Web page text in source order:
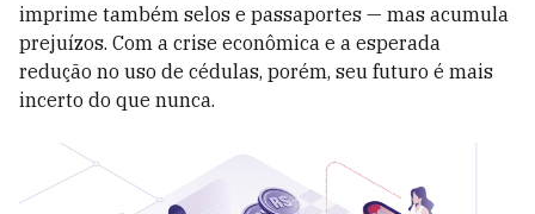
imprime também selos e passaportes — mas acumula
prejuízos. Com a crise econômica e a esperada
redução no uso de cédulas, porém, seu futuro é mais
incerto do que nunca.